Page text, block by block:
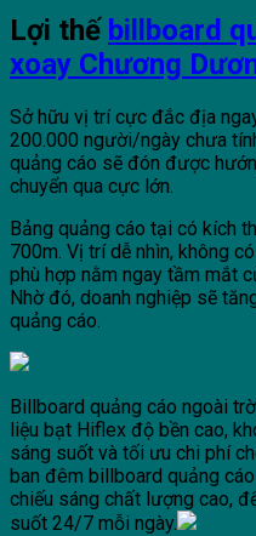
Lợi thế billboard
xoay Chương
Sở hữu vị trí cực đắc địa
200.000 người/ngày chưa
quảng cáo sẽ đón được
chuyển qua cực lớn.
Bảng quảng cáo tại có kích
700m. Vị trí dễ nhìn, không
phù hợp nằm ngay tầm mắt
Nhờ đó, doanh nghiệp sẽ
quảng cáo.
Billboard quảng cáo ngoài
liệu bạt Hiflex độ bền cao,
sáng suốt và tối ưu chi phí
ban đêm billboard quảng
chiếu sáng chất lượng cao,
suốt 24/7 mỗi ngày.